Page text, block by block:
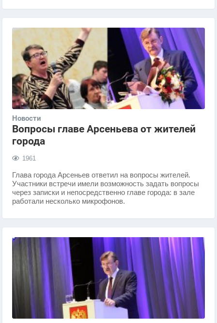
Новости
Вопросы главе Арсеньева от жителей
города
1961
​Глава города Арсеньев ответил на вопросы жителей.
Участники встречи имели возможность задать вопросы
через записки и непосредственно главе города: в зале
работали несколько микрофонов.